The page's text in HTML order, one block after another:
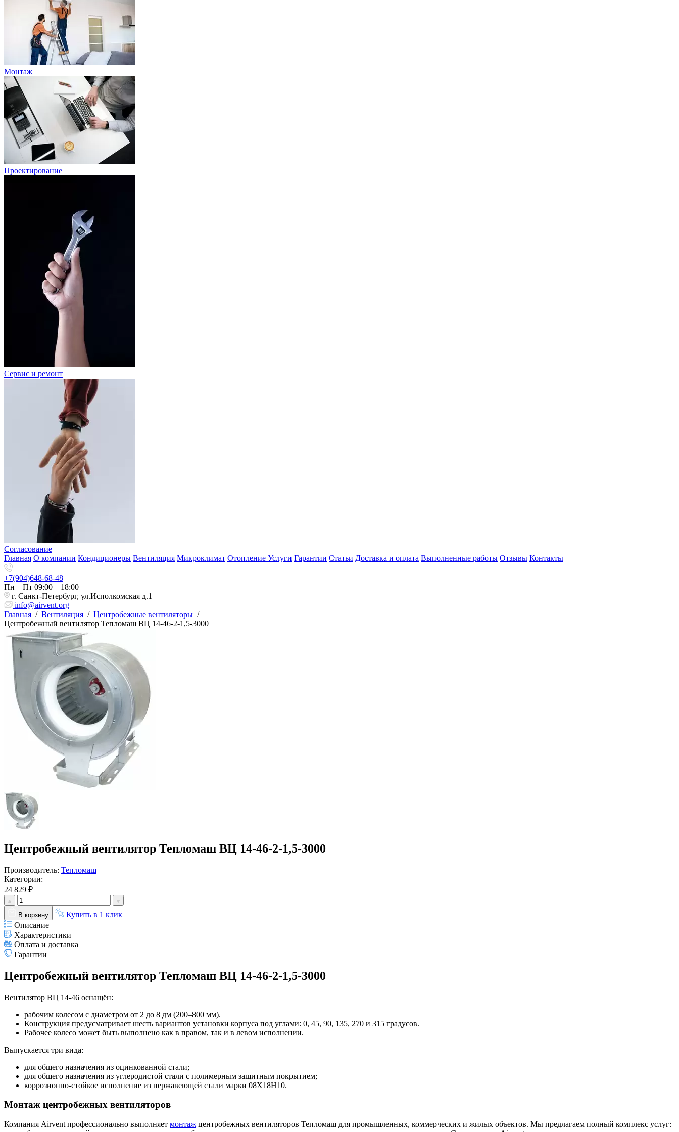
Монтаж
Проектирование
Сервис и ремонт
Согласование
Главная О компании Кондиционеры Вентиляция Микроклимат Отопление Услуги Гарантии Статьи Доставка и оплата Выполненные работы Отзывы Контакты
+7(904)648-68-48
Пн—Пт 09:00—18:00
г. Санкт-Петербург, ул.Исполкомская д.1
info@airvent.org
Главная / Вентиляция / Центробежные вентиляторы /
Центробежный вентилятор Тепломаш ВЦ 14-46-2-1,5-3000
Центробежный вентилятор Тепломаш ВЦ 14-46-2-1,5-3000
Производитель: Тепломаш
Категории:
24 829 ₽
В корзину
Купить в 1 клик
Описание
Характеристики
Оплата и доставка
Гарантии
Центробежный вентилятор Тепломаш ВЦ 14-46-2-1,5-3000
Вентилятор ВЦ 14-46 оснащён:
рабочим колесом с диаметром от 2 до 8 дм (200–800 мм).
Конструкция предусматривает шесть вариантов установки корпуса под углами: 0, 45, 90, 135, 270 и 315 градусов.
Рабочее колесо может быть выполнено как в правом, так и в левом исполнении.
Выпускается три вида:
для общего назначения из оцинкованной стали;
для общего назначения из углеродистой стали с полимерным защитным покрытием;
коррозионно-стойкое исполнение из нержавеющей стали марки 08Х18Н10.
Монтаж центробежных вентиляторов
Компания Airvent профессионально выполняет монтаж центробежных вентиляторов Тепломаш для промышленных, коммерческих и жилых объектов. Мы предлагаем полный комплекс услуг: